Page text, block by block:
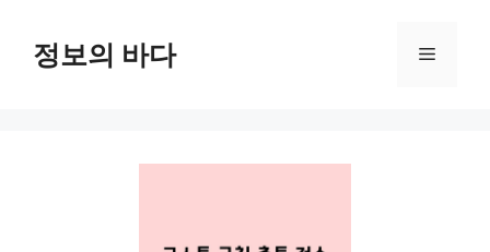
정보의 바다 메